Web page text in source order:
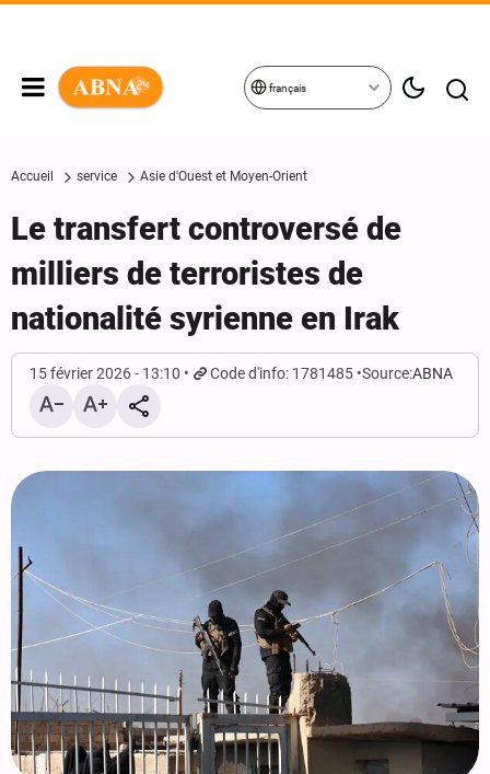
français
Accueil service Asie d'Ouest et Moyen-Orient
Le transfert controversé de
milliers de terroristes de
nationalité syrienne en Irak
15 février 2026 - 13:10 Code d'info: 1781485 Source:ABNA